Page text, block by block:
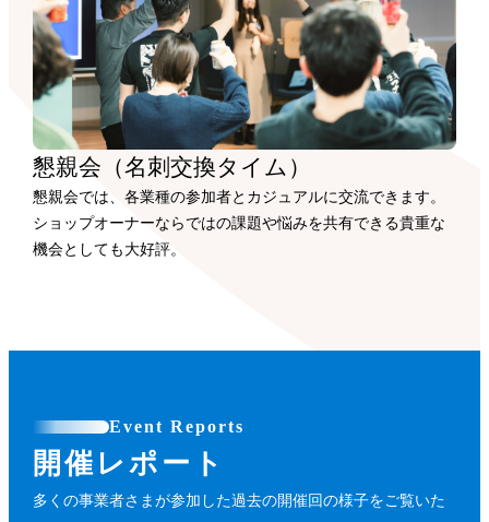
懇親会（名刺交換タイム）
懇親会では、各業種の参加者とカジュアルに交流できます。
ショップオーナーならではの課題や悩みを共有できる貴重な
機会としても大好評。
Event Reports
開催レポート
多くの事業者さまが参加した過去の開催回の様子をご覧いた